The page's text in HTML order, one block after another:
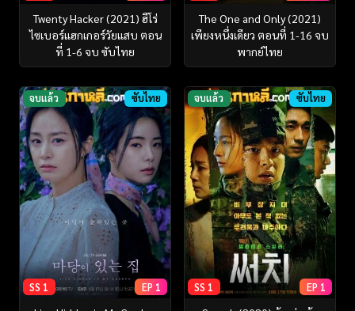
Twenty Hacker (2021) ฮีโร่
ไซเบอร์แฮกเกอร์วัยแสบ ตอน
ที่ 1-6 จบ ซับไทย
The One and Only (2021)
เพียงหนึ่งเดียว ตอนที่ 1-16 จบ
พากย์ไทย
จบแล้ว ซับไทย
SS 1 EP 1
จบแล้ว ซับไทย
SS 1 EP 1